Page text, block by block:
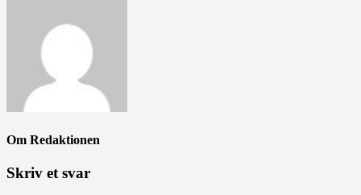
Om Redaktionen
Skriv et svar